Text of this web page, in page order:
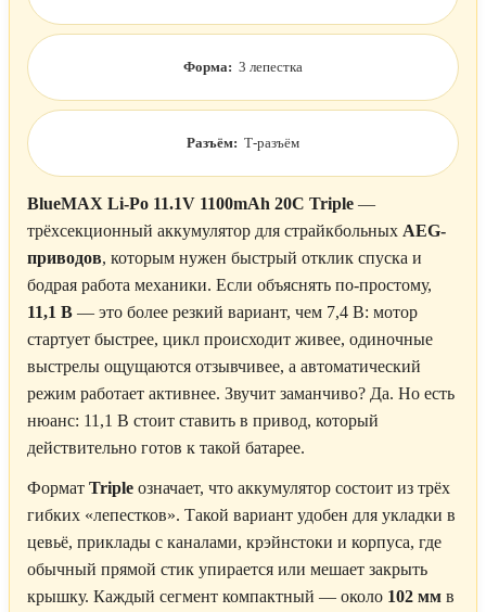
Форма: 3 лепестка
Разъём: Т-разъём
BlueMAX Li-Po 11.1V 1100mAh 20C Triple —
трёхсекционный аккумулятор для страйкбольных AEG-
приводов, которым нужен быстрый отклик спуска и
бодрая работа механики. Если объяснять по-простому,
11,1 В — это более резкий вариант, чем 7,4 В: мотор
стартует быстрее, цикл происходит живее, одиночные
выстрелы ощущаются отзывчивее, а автоматический
режим работает активнее. Звучит заманчиво? Да. Но есть
нюанс: 11,1 В стоит ставить в привод, который
действительно готов к такой батарее.
Формат Triple означает, что аккумулятор состоит из трёх
гибких «лепестков». Такой вариант удобен для укладки в
цевьё, приклады с каналами, крэйнстоки и корпуса, где
обычный прямой стик упирается или мешает закрыть
крышку. Каждый сегмент компактный — около 102 мм в